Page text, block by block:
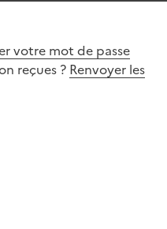
votre mot de passe
reçues ? Renvoyer les